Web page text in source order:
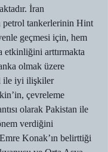
İran
petrol tankerlerinin Hint
geçmesi için, hem
etkinliğini arttırmakta
olmak üzere
ile iyi ilişkiler
çevreleme
olarak Pakistan ile
verdiğini
Konak’ın belirttiği